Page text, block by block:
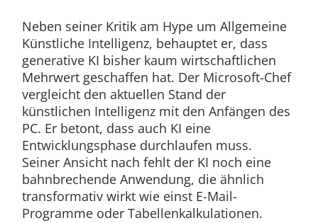
Neben seiner Kritik am Hype um Allgemeine
Künstliche Intelligenz, behauptet er, dass
generative KI bisher kaum wirtschaftlichen
Mehrwert geschaffen hat. Der Microsoft-Chef
vergleicht den aktuellen Stand der
künstlichen Intelligenz mit den Anfängen des
PC. Er betont, dass auch KI eine
Entwicklungsphase durchlaufen muss.
Seiner Ansicht nach fehlt der KI noch eine
bahnbrechende Anwendung, die ähnlich
transformativ wirkt wie einst E-Mail-
Programme oder Tabellenkalkulationen.